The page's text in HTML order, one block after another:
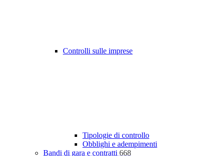
Controlli sulle imprese
Tipologie di controllo
Obblighi e adempimenti
Bandi di gara e contratti 668